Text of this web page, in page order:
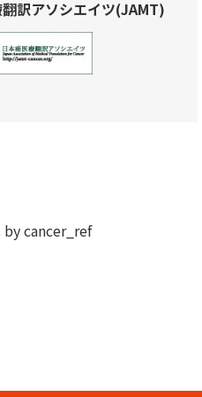
訳アソシエイツ(JAMT)
cancer_ref